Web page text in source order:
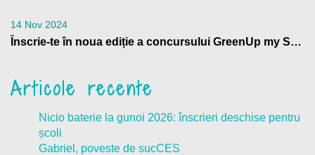
14 Nov 2024
Înscrie-te în noua ediție a concursului GreenUp my School
Articole recente
Nicio baterie la gunoi 2026: înscrieri deschise pentru
școli
Gabriel, poveste de sucCES